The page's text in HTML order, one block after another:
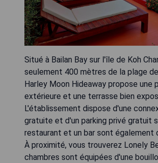
Situé à Bailan Bay sur l'île de Koh
seulement 400 mètres de la plage
Harley Moon Hideaway propose une
extérieure et une terrasse bien
L'établissement dispose d'une
gratuite et d'un parking privé gratuit
restaurant et un bar sont également
À proximité, vous trouverez Lonely
chambres sont équipées d'une